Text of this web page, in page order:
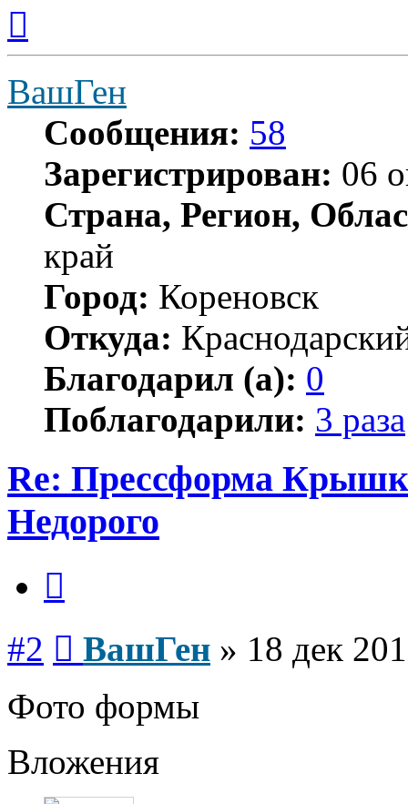
началу
ВашГен
Сообщения: 58
Зарегистрирован: 06
Страна, Регион,
край
Город: Кореновск
Откуда:
Благодарил (а): 0
Поблагодарили: 3 раза
Re: Прессформа
Недорого
#2 ВашГен » 18 дек
Фото формы
Вложения